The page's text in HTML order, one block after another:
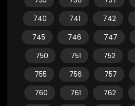
740
741 742
745
746 747
750
751 752
755
756 757
760
761 762